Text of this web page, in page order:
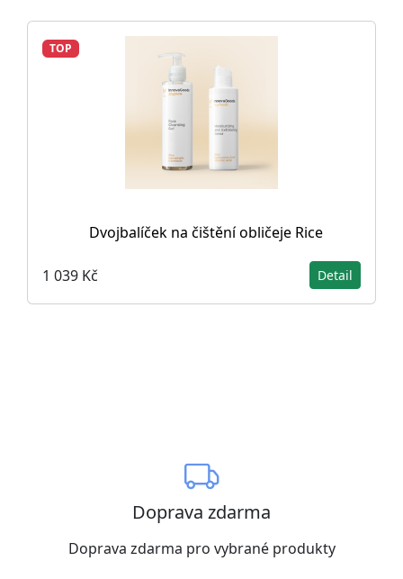
TOP
Dvojbalíček na čištění obličeje Rice
1 039 Kč Detail
Doprava zdarma
Doprava zdarma pro vybrané produkty